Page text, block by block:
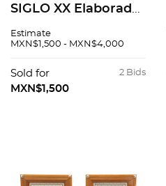
SIGLO XX Elaborado
transparente Sellado
opaco 10 cm altura
Detalles de cons...
Estimate
MXN$1,500 - MXN$4,000
2 Bids
Sold for
MXN$1,500